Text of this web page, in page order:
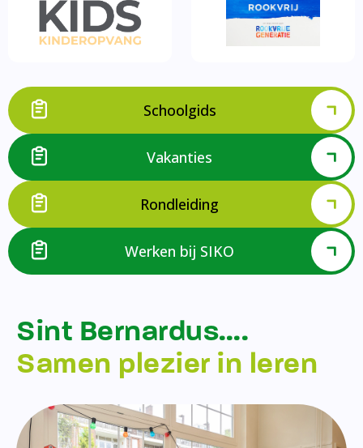
Schoolgids
Vakanties
Rondleiding
Werken bij SIKO
Sint Bernardus….
Samen plezier in leren